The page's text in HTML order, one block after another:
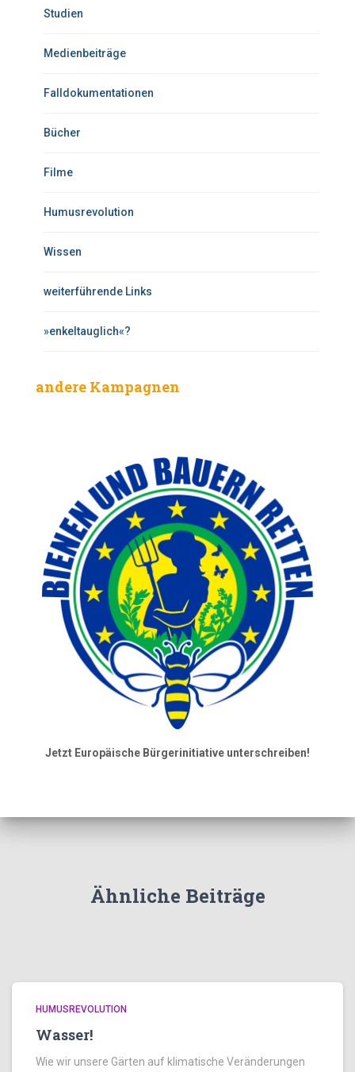
Studien
Medienbeiträge
Falldokumentationen
Bücher
Filme
Humusrevolution
Wissen
weiterführende Links
»enkeltauglich«?
andere Kampagnen
Jetzt Europäische Bürgerinitiative unterschreiben!
Ähnliche Beiträge
HUMUSREVOLUTION
Wasser!
Wie wir unsere Gärten auf klimatische Veränderungen